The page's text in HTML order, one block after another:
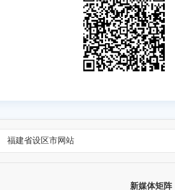
福建省设区市网站
新媒体矩阵